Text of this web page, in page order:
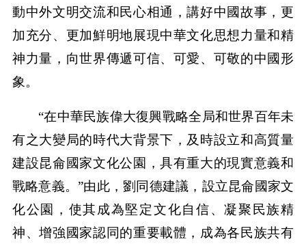
動中外文明交流和民心相通，講好中國故事，更
加充分、更加鮮明地展現中華文化思想力量和精
神力量，向世界傳遞可信、可愛、可敬的中國形
象。
“在中華民族偉大復興戰略全局和世界百年未
有之大變局的時代大背景下，及時設立和高質量
建設昆侖國家文化公園，具有重大的現實意義和
戰略意義。”由此，劉同德建議，設立昆侖國家文
化公園，使其成為堅定文化自信、凝聚民族精
神、增強國家認同的重要載體，成為各民族共有